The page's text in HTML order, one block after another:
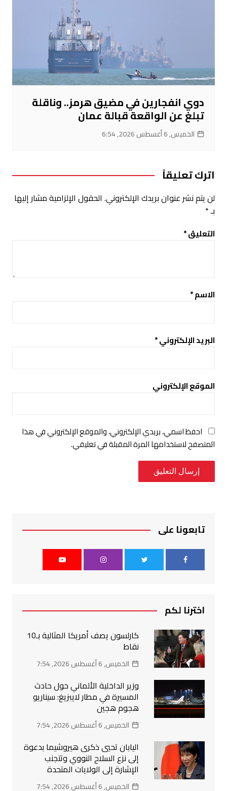
دوي انفجارين في مضيق هرمز.. وناقلة
تبلغ عن الواقعة قبالة عمان
الخميس, 6 أغسطس 2026, 6:54
اترك تعليقاً
لن يتم نشر عنوان بريدك الإلكتروني. الحقول الإلزامية مشار إليها
بـ*
التعليق*
الاسم*
البريد الإلكتروني*
الموقع الإلكتروني
احفظ اسمي، بريدي الإلكتروني، والموقع الإلكتروني في هذا
المتصفح لاستخدامها المرة المقبلة في تعليقي.
تابعونا على
اخترنا لكم
كارلسون يصف أمريكا المثالية بـ10
نقاط
الخميس, 6 أغسطس 2026, 7:54
وزير الداخلية الألماني حول حادث
المسيرة في مطار لايبزيغ: سيناريو
هجوم هجين
الخميس, 6 أغسطس 2026, 7:54
اليابان تحيي ذكرى هيروشيما بدعوة
إلى نزع السلاح النووي وتتجنب
الإشارة إلى الولايات المتحدة
الخميس, 6 أغسطس 2026, 7:54